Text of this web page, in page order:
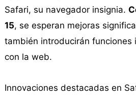
Safari, su navegador insignia.
15, se esperan mejoras
también introducirán funciones
con la web.
Innovaciones destacadas en